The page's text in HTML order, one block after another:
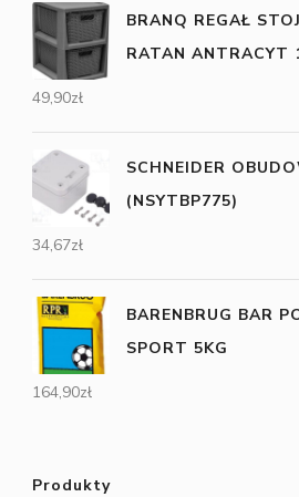
BRANQ REGAŁ
RATAN ANTRACYT
49,90zł
SCHNEIDER
(NSYTBP775)
34,67zł
BARENBRUG BAR
SPORT 5KG
164,90zł
Produkty